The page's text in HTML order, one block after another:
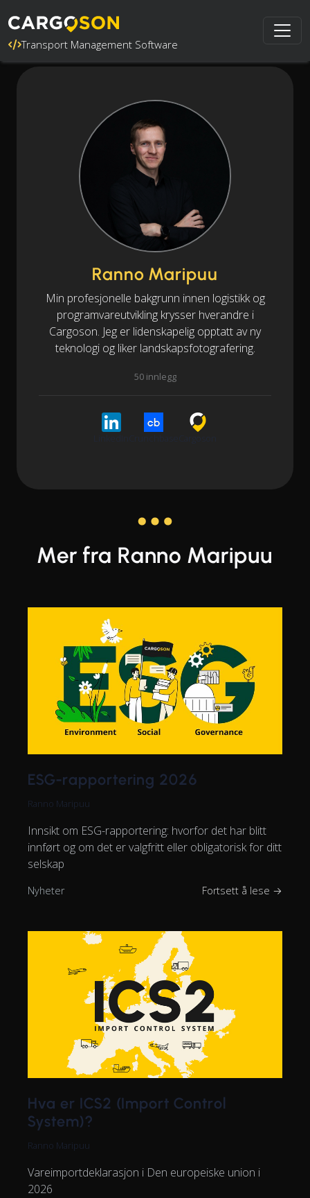
Transport Management Software
Ranno Maripuu
Min profesjonelle bakgrunn innen logistikk og
programvareutvikling krysser hverandre i
Cargoson. Jeg er lidenskapelig opptatt av ny
teknologi og liker landskapsfotografering.
50 innlegg
Mer fra Ranno Maripuu
ESG-rapportering 2026
Ranno Maripuu
Innsikt om ESG-rapportering: hvorfor det har blitt
innført og om det er valgfritt eller obligatorisk for ditt
selskap
Nyheter Fortsett å lese →
Hva er ICS2 (Import Control
System)?
Ranno Maripuu
Vareimportdeklarasjon i Den europeiske union i
2026